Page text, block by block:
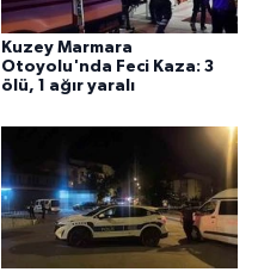
Kuzey Marmara
Otoyolu'nda Feci Kaza: 3
ölü, 1 ağır yaralı